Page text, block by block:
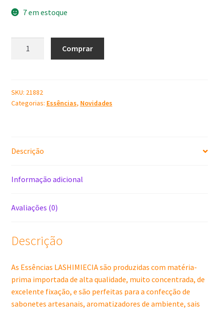
7 em estoque
quantidade
Comprar
SKU: 21882
Categorias: Essências, Novidades
Descrição
Informação adicional
Avaliações (0)
Descrição
As Essências LASHIMIECIA são produzidas com matéria-
prima importada de alta qualidade, muito concentrada, de
excelente fixação, e são perfeitas para a confecção de
sabonetes artesanais, aromatizadores de ambiente, sais